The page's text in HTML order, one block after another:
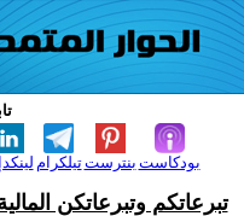
تيلكرامبنترست بودكاست
تبرعاتكم وتبرعاتكن